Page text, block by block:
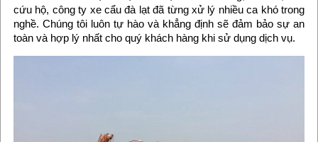
cứu hộ, công ty xe cẩu đà lạt đã từng xử lý nhiều ca khó trong
nghề. Chúng tôi luôn tự hào và khẳng định sẽ đảm bảo sự an
toàn và hợp lý nhất cho quý khách hàng khi sử dụng dịch vụ.